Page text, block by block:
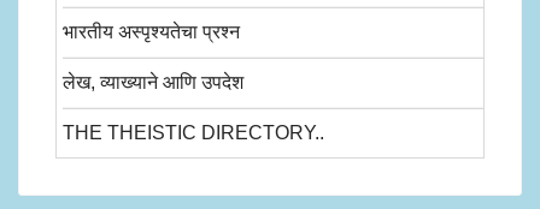
भारतीय अस्पृश्यतेचा प्रश्न
लेख, व्याख्याने आणि उपदेश
THE THEISTIC DIRECTORY..